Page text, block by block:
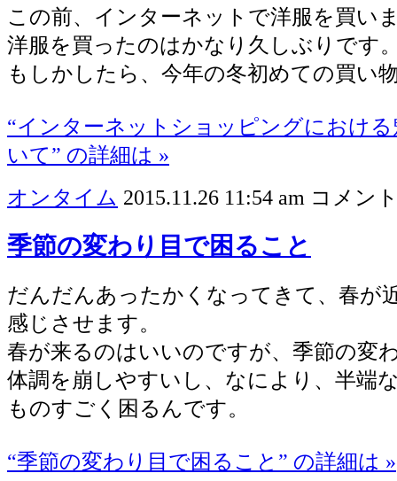
この前、インターネットで洋服を買い
洋服を買ったのはかなり久しぶりです
もしかしたら、今年の冬初めての買い
“インターネットショッピングにおけ
いて” の詳細は »
オンタイム 2015.11.26 11:54 am コメン
季節の変わり目で困ること
だんだんあったかくなってきて、春が
感じさせます。
春が来るのはいいのですが、季節の変
体調を崩しやすいし、なにより、半端
ものすごく困るんです。
“季節の変わり目で困ること” の詳細は »